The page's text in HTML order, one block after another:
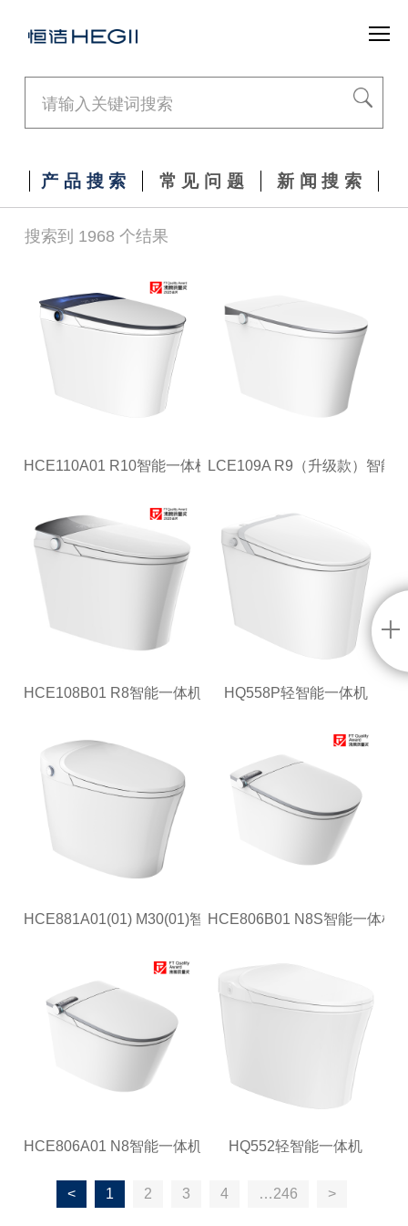
产品搜索 常见问题 新闻搜索
搜索到 1968 个结果
HCE110A01 R10智能一体机 LCE109A R9（升级款）智能
HCE108B01 R8智能一体机 HQ558P轻智能一体机
HCE881A01(01) M30(01)智能一体机HCE806B01 N8S智能一体机
HCE806A01 N8智能一体机 HQ552轻智能一体机
< 1 2 3 4 …246 >